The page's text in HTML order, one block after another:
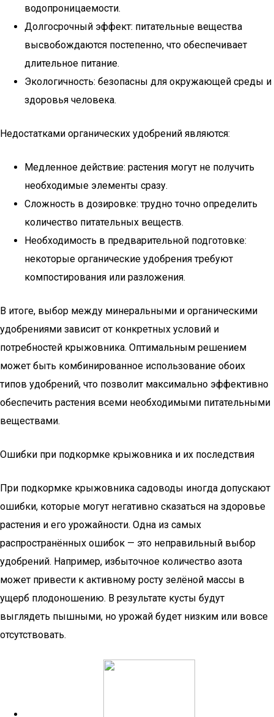
водопроницаемости.
Долгосрочный эффект: питательные вещества
высвобождаются постепенно, что обеспечивает
длительное питание.
Экологичность: безопасны для окружающей среды и
здоровья человека.
Недостатками органических удобрений являются:
Медленное действие: растения могут не получить
необходимые элементы сразу.
Сложность в дозировке: трудно точно определить
количество питательных веществ.
Необходимость в предварительной подготовке:
некоторые органические удобрения требуют
компостирования или разложения.
В итоге, выбор между минеральными и органическими
удобрениями зависит от конкретных условий и
потребностей крыжовника. Оптимальным решением
может быть комбинированное использование обоих
типов удобрений, что позволит максимально эффективно
обеспечить растения всеми необходимыми питательными
веществами.
Ошибки при подкормке крыжовника и их последствия
При подкормке крыжовника садоводы иногда допускают
ошибки, которые могут негативно сказаться на здоровье
растения и его урожайности. Одна из самых
распространённых ошибок — это неправильный выбор
удобрений. Например, избыточное количество азота
может привести к активному росту зелёной массы в
ущерб плодоношению. В результате кусты будут
выглядеть пышными, но урожай будет низким или вовсе
отсутствовать.